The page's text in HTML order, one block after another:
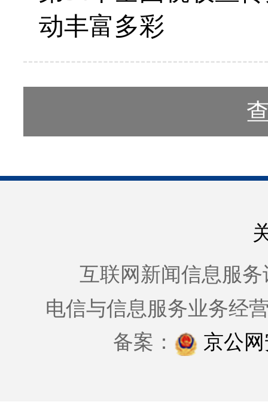
动丰富多彩
互联网新闻信息服务
电信与信息服务业务经
备案：
京公网